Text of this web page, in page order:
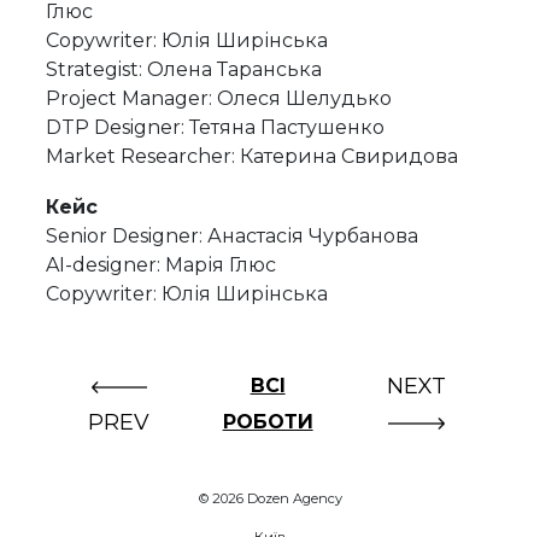
Глюс
Copywriter: Юлія Ширінська
Strategist: Олена Таранська
Project Manager: Олеся Шелудько
DTP Designer: Тетяна Пастушенко
Market Researcher: Катерина Свиридова
Кейс
Senior Designer: Анастасія Чурбанова
AI-designer: Марія Глюс
Copywriter: Юлія Ширінська
PREV
ВСІ
РОБОТИ
NEXT
© 2026 Dozen Agency